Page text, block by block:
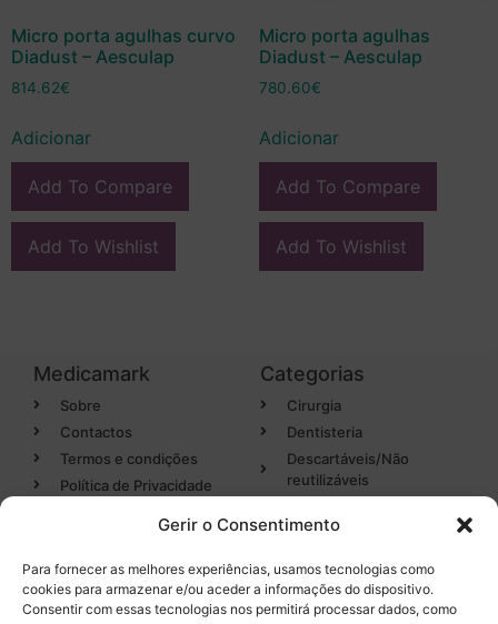
Gerir o Consentimento
Para fornecer as melhores experiências, usamos tecnologias como
cookies para armazenar e/ou aceder a informações do dispositivo.
Consentir com essas tecnologias nos permitirá processar dados, como
Micro porta agulhas curvo
Diadust – Aesculap
814.62€
Adicionar
Add To Compare
Add To Wishlist
Micro porta agulhas
Diadust – Aesculap
780.60€
Adicionar
Add To Compare
Add To Wishlist
Medicamark
Sobre
Contactos
Termos e condições
Política de Privacidade
Categorias
Cirurgia
Dentisteria
Descartáveis/Não
reutilizáveis
Desinfectantes
Categorias Entregas em 24h